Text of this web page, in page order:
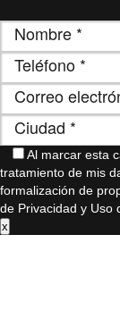
Al marcar esta
tratamiento de mis
formalización de
de Privacidad y Uso
x